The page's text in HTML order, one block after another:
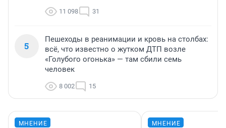
11 098 31
5
Пешеходы в реанимации и кровь на столбах:
всё, что известно о жутком ДТП возле
«Голубого огонька» — там сбили семь
человек
8 002 15
МНЕНИЕ МНЕНИЕ